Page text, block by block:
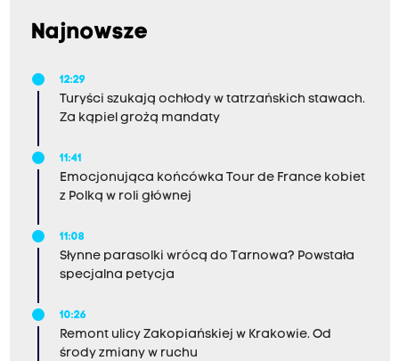
Najnowsze
12:29
Turyści szukają ochłody w tatrzańskich stawach.
Za kąpiel grożą mandaty
11:41
Emocjonująca końcówka Tour de France kobiet
z Polką w roli głównej
11:08
Słynne parasolki wrócą do Tarnowa? Powstała
specjalna petycja
10:26
Remont ulicy Zakopiańskiej w Krakowie. Od
środy zmiany w ruchu